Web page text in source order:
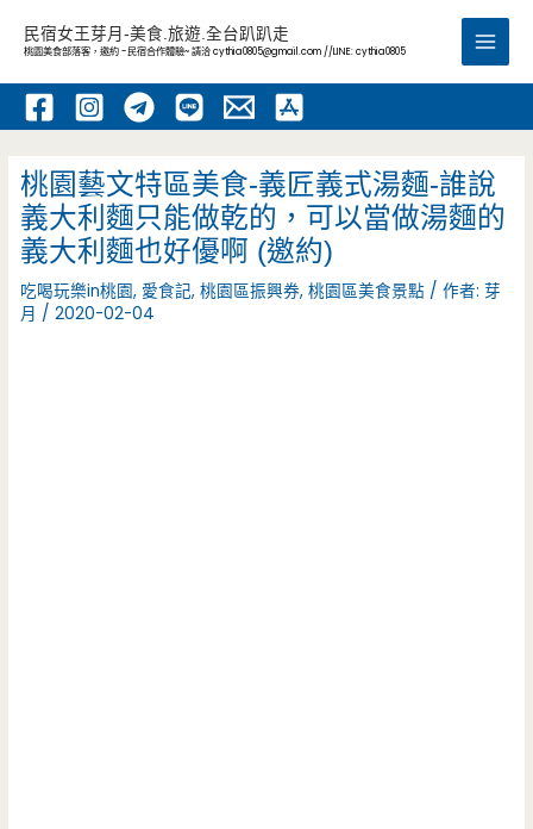
內
民宿女王芽月-美食.旅遊.全台趴趴走
桃園美食部落客，邀約 -民宿合作體驗~ 請洽cythia0805@gmail.com //LINE: cythia0805
Main
桃園藝文特區美食-義匠義式湯麵-誰說
義大利麵只能做乾的，可以當做湯麵的
義大利麵也好優啊 (邀約)
吃喝玩樂in桃園, 愛食記,桃園區振興券,桃園區美食景點 / 作者:芽
月 /2020-02-04